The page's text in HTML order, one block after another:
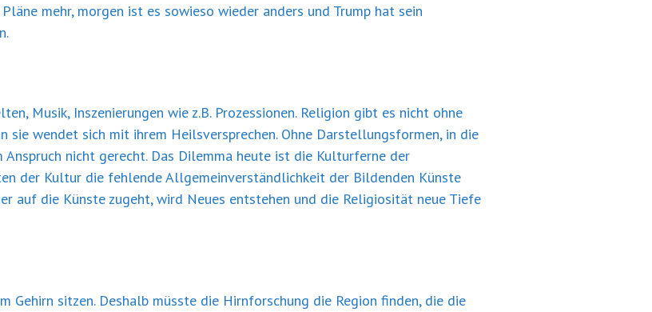
mehr, morgen ist es sowieso wieder anders und Trump hat sein
Musik, Inszenierungen wie z.B. Prozessionen. Religion gibt es nicht ohne
sie wendet sich mit ihrem Heilsversprechen. Ohne Darstellungsformen, in die
Anspruch nicht gerecht. Das Dilemma heute ist die Kulturferne der
der Kultur die fehlende Allgemeinverständlichkeit der Bildenden Künste
auf die Künste zugeht, wird Neues entstehen und die Religiosität neue Tiefe
Gehirn sitzen. Deshalb müsste die Hirnforschung die Region finden, die die